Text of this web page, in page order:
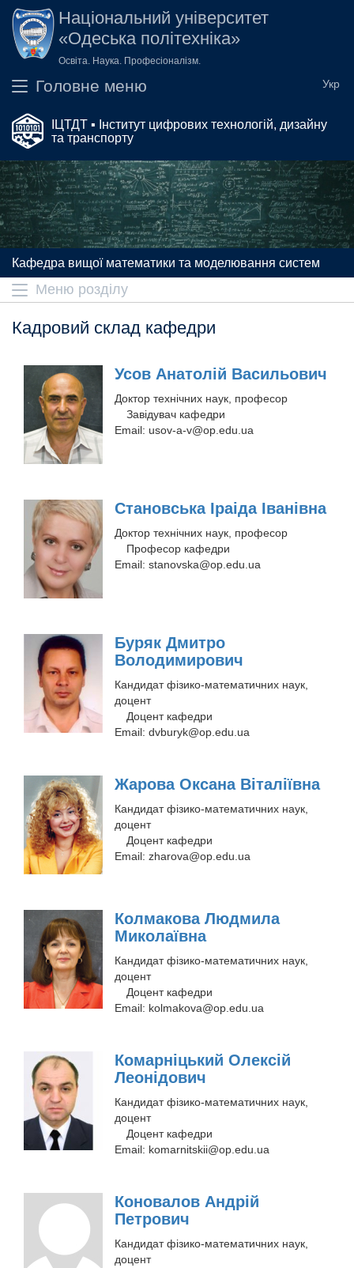
Перейти до основного вмісту
Національний університет
«Одеська політехніка»
Освіта. Наука. Професіоналізм.
Головне меню
ІЦТДТ ▪ Інститут цифрових технологій, дизайну
та транспорту
Кафедра вищої математики та моделювання систем
Меню розділу
Кадровий склад кафедри
Усов Анатолій Васильович
Доктор технічних наук, професор
Завідувач кафедри
Email: usov-a-v@op.edu.ua
Становська Іраіда Іванівна
Доктор технічних наук, професор
Професор кафедри
Email: stanovska@op.edu.ua
Буряк Дмитро
Володимирович
Кандидат фізико-математичних наук,
доцент
Доцент кафедри
Email: dvburyk@op.edu.ua
Жарова Оксана Віталіївна
Кандидат фізико-математичних наук,
доцент
Доцент кафедри
Email: zharova@op.edu.ua
Колмакова Людмила
Миколаївна
Кандидат фізико-математичних наук,
доцент
Доцент кафедри
Email: kolmakova@op.edu.ua
Комарніцький Олексій
Леонідович
Кандидат фізико-математичних наук,
доцент
Доцент кафедри
Email: komarnitskii@op.edu.ua
Коновалов Андрій
Петрович
Кандидат фізико-математичних наук,
доцент